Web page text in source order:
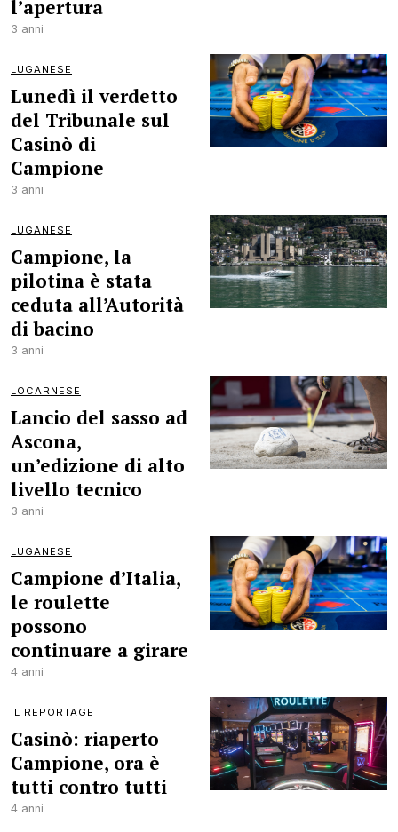
l’apertura
3 anni
LUGANESE
Lunedì il verdetto
del Tribunale sul
Casinò di
Campione
3 anni
LUGANESE
Campione, la
pilotina è stata
ceduta all’Autorità
di bacino
3 anni
LOCARNESE
Lancio del sasso ad
Ascona,
un’edizione di alto
livello tecnico
3 anni
LUGANESE
Campione d’Italia,
le roulette
possono
continuare a girare
4 anni
IL REPORTAGE
Casinò: riaperto
Campione, ora è
tutti contro tutti
4 anni